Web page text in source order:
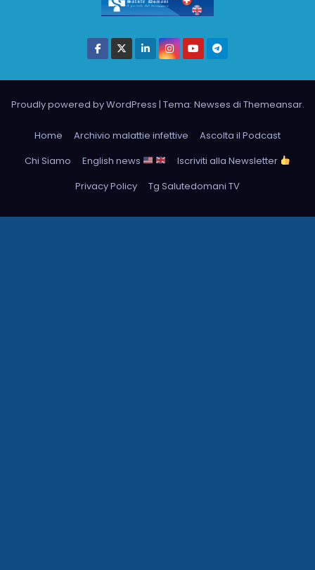
Proudly powered by WordPress | Tema: Newses di Themeansar.
Home Archivio malattie infettive
Ascolta il Podcast
Chi Siamo
English news
Iscriviti alla Newsletter
Privacy Policy
Tg Salutedomani TV